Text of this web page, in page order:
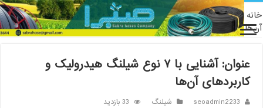
/ شیلنگ / عنوان: آشنایی با ۷ نوع شیلنگ هیدرولیک و کاربردهای
عنوان: آشنایی با ۷ نوع شیلنگ هیدرولیک و
آن‌ها
seoadmin2233 شیلنگ 33 بازدید